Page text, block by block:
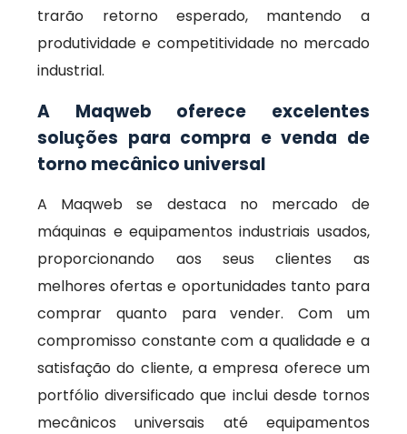
trarão retorno esperado, mantendo a
produtividade e competitividade no mercado
industrial.
A Maqweb oferece excelentes
soluções para compra e venda de
torno mecânico universal
A Maqweb se destaca no mercado de
máquinas e equipamentos industriais usados,
proporcionando aos seus clientes as
melhores ofertas e oportunidades tanto para
comprar quanto para vender. Com um
compromisso constante com a qualidade e a
satisfação do cliente, a empresa oferece um
portfólio diversificado que inclui desde tornos
mecânicos universais até equipamentos